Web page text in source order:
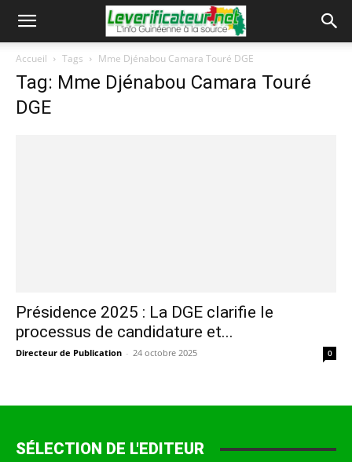
Accueil Tags Mme Djénabou Camara Touré DGE
Tag: Mme Djénabou Camara Touré
DGE
Présidence 2025 : La DGE clarifie le
processus de candidature et...
Directeur de Publication - 24 octobre 2025 0
SÉLECTION DE L'EDITEUR